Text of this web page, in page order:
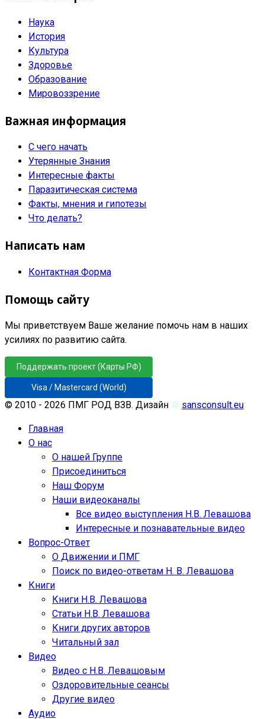
Наука
История
Культура
Здоровье
Образование
Мировоззрение
Важная информация
С чего начать
Утерянные Знания
Интересные факты
Паразитическая система
Факты, мнения и гипотезы
Что делать?
Написать нам
Контактная Форма
Помощь сайту
Мы приветствуем Ваше желание помочь нам в наших
усилиях по развитию сайта.
Поддержать проект (Карты РФ)
Visa / Mastercard (World)
© 2010 - 2026 ПМГ РОД ВЗВ. Дизайн ♲ sansconsult.eu
Главная
О нас
О нашей Группе
Присоединиться
Наш Форум
Наши видеоканалы
Все видео выступления Н.В. Левашова
Интересные и познавательные видео
Вопрос-Ответ
О Движении и ПМГ
Поиск по видео-ответам Н. В. Левашова
Книги
Книги Н.В. Левашова
Статьи Н.В. Левашова
Книги других авторов
Читальный зал
Видео
Видео с Н.В. Левашовым
Оздоровительные сеансы
Другие видео
Аудио